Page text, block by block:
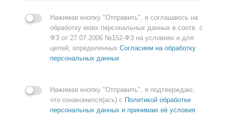
Нажимая кнопку "Отправить", я соглашаюсь на
обработку моих персональных данных в соотв. с
ФЗ от 27.07.2006 №152-ФЗ на условиях и для
целей, определенных Согласием на обработку
персональных данных
Нажимая кнопку "Отправить", я подтверждаю,
что ознакомился(ась) с Политикой обработки
персональных данных и принимаю её условия